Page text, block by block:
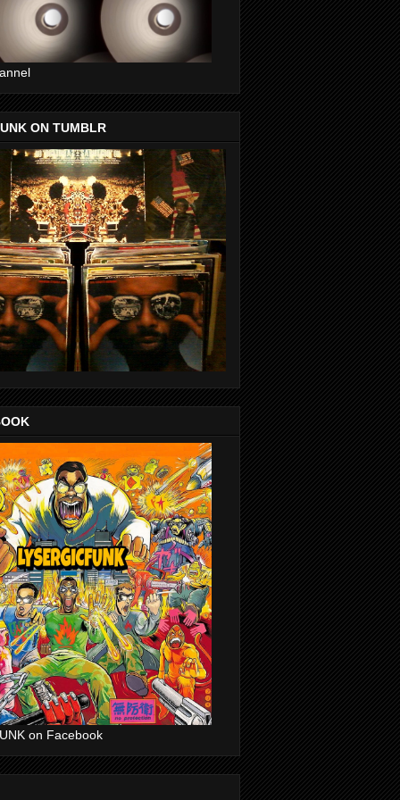
ON TUMBLR
on Facebook